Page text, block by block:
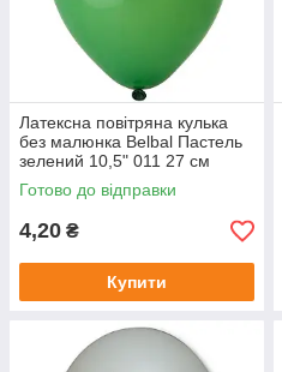
Латексна повітряна кулька
без малюнка Belbal Пастель
зелений 10,5" 011 27 см
Готово до відправки
4,20 ₴
Купити